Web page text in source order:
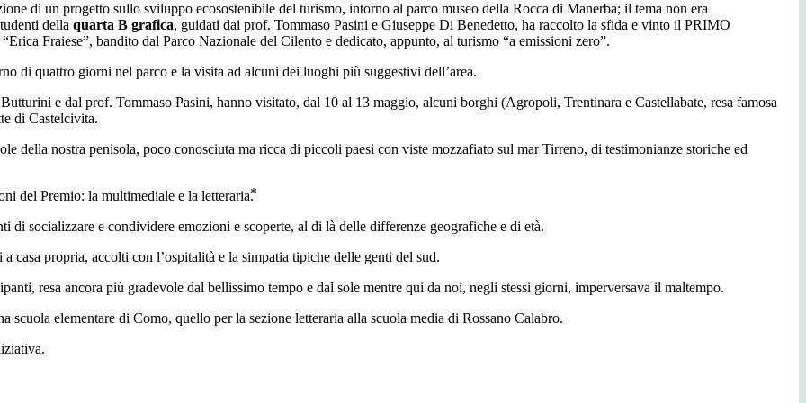
di un progetto sullo sviluppo ecosostenibile del turismo, intorno al parco museo della Rocca di Manerba; il tema non era
della quarta B grafica, guidati dai prof. Tommaso Pasini e Giuseppe Di Benedetto, ha raccolto la sfida e vinto il PRIMO
Fraiese”, bandito dal Parco Nazionale del Cilento e dedicato, appunto, al turismo “a emissioni zero”.
di quattro giorni nel parco e la visita ad alcuni dei luoghi più suggestivi dell’area.
e dal prof. Tommaso Pasini, hanno visitato, dal 10 al 13 maggio, alcuni borghi (Agropoli, Trentinara e Castellabate, resa famosa
di Castelcivita.
della nostra penisola, poco conosciuta ma ricca di piccoli paesi con viste mozzafiato sul mar Tirreno, di testimonianze storiche ed
del Premio: la multimediale e la letteraria.⃰
di socializzare e condividere emozioni e scoperte, al di là delle differenze geografiche e di età.
casa propria, accolti con l’ospitalità e la simpatia tipiche delle genti del sud.
resa ancora più gradevole dal bellissimo tempo e dal sole mentre qui da noi, negli stessi giorni, imperversava il maltempo.
elementare di Como, quello per la sezione letteraria alla scuola media di Rossano Calabro.